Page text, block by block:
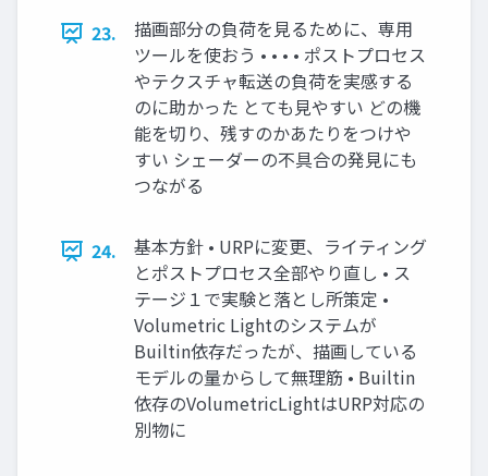
23.
描画部分の負荷を⾒るために、専⽤
ツールを使おう • • • • ポストプロセス
やテクスチャ転送の負荷を実感する
のに助かった とても⾒やすい どの機
能を切り、残すのかあたりをつけや
すい シェーダーの不具合の発⾒にも
つながる
24.
基本⽅針 • URPに変更、ライティング
とポストプロセス全部やり直し • ス
テージ１で実験と落とし所策定 •
Volumetric Lightのシステムが
Builtin依存だったが、描画している
モデルの量からして無理筋 • Builtin
依存のVolumetricLightはURP対応の
別物に